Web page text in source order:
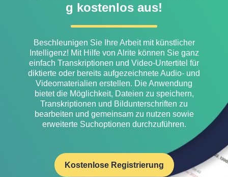
g kostenlos aus!
Beschleunigen Sie Ihre Arbeit mit künstlicher
Intelligenz! Mit Hilfe von Alrite können Sie ganz
einfach Transkriptionen und Video-Untertitel für
diktierte oder bereits aufgezeichnete Audio- und
Videomaterialien erstellen. Die Anwendung
bietet die Möglichkeit, Dateien zu speichern,
Transkriptionen und Bildunterschriften zu
bearbeiten und gemeinsam zu nutzen sowie
erweiterte Suchoptionen durchzuführen.
Kostenlose Registrierung